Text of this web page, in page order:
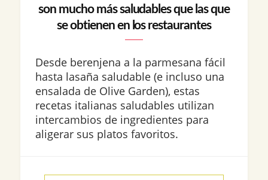
son mucho más saludables que las que
se obtienen en los restaurantes
Desde berenjena a la parmesana fácil
hasta lasaña saludable (e incluso una
ensalada de Olive Garden), estas
recetas italianas saludables utilizan
intercambios de ingredientes para
aligerar sus platos favoritos.